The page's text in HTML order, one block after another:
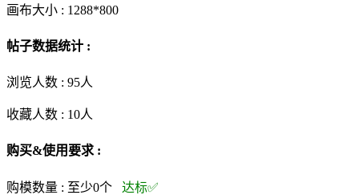
画布大小 : 1288*800
帖子数据统计 :
浏览人数 : 95人
收藏人数 : 10人
购买&使用要求 :
购模数量 : 至少0个 达标✅